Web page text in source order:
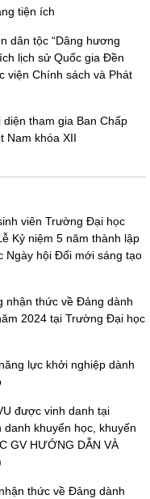
tiện ích
dân tộc “Dâng hương
lịch sử Quốc gia Đền
viện Chính sách và Phát
tham gia Ban Chấp
Nam khóa XII
viên Trường Đại học
Kỷ niệm 5 năm thành lập
Ngày hội Đổi mới sáng tạo
nhận thức về Đảng dành
2024 tại Trường Đại học
lực khởi nghiệp dành
được vinh danh tại
khuyến học, khuyến
GV HƯỚNG DẪN VÀ
thức về Đảng dành